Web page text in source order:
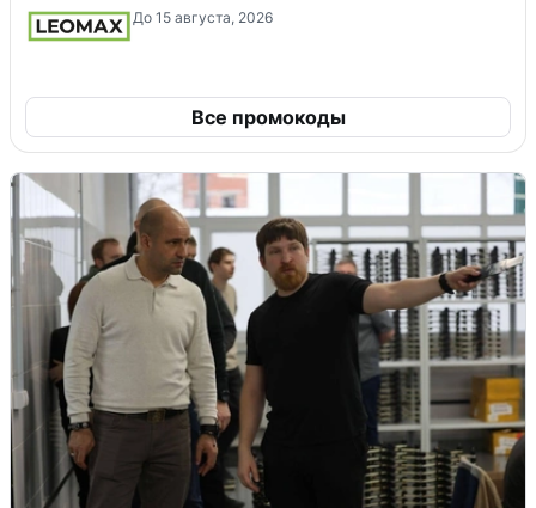
До 15 августа, 2026
Все промокоды